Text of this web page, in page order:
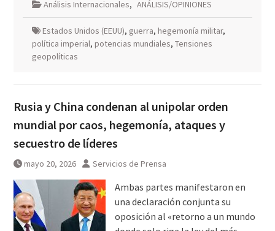
Análisis Internacionales, ANÁLISIS/OPINIONES
Estados Unidos (EEUU), guerra, hegemonía militar,
política imperial, potencias mundiales, Tensiones
geopolíticas
Rusia y China condenan al unipolar orden
mundial por caos, hegemonía, ataques y
secuestro de líderes
mayo 20, 2026 Servicios de Prensa
Ambas partes manifestaron en
una declaración conjunta su
oposición al «retorno a un mundo